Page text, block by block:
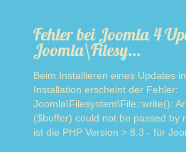
Fehler bei Joomla 4
Joomla\Filesy…
Beim Installieren eines Updates
Installation erscheint der Fehler:
Joomla\Filesystem\File::write():
($buffer) could not be passed by
ist die PHP Version > 8.3 - für